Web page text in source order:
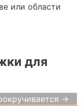
или области
для
→